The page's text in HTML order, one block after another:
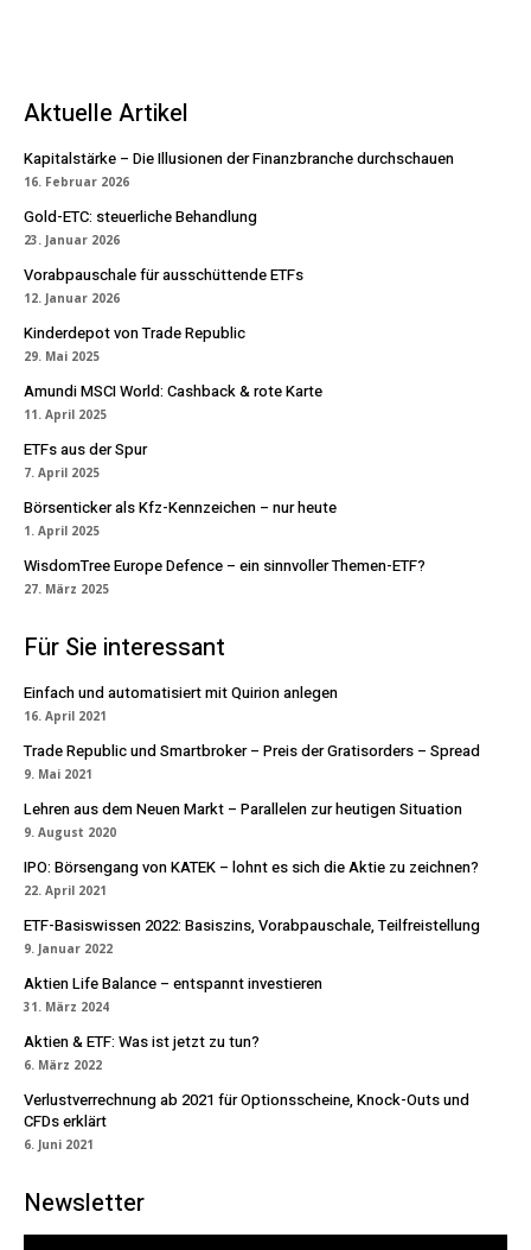
Aktuelle Artikel
Kapitalstärke – Die Illusionen der Finanzbranche durchschauen
16. Februar 2026
Gold-ETC: steuerliche Behandlung
23. Januar 2026
Vorabpauschale für ausschüttende ETFs
12. Januar 2026
Kinderdepot von Trade Republic
29. Mai 2025
Amundi MSCI World: Cashback & rote Karte
11. April 2025
ETFs aus der Spur
7. April 2025
Börsenticker als Kfz-Kennzeichen – nur heute
1. April 2025
WisdomTree Europe Defence – ein sinnvoller Themen-ETF?
27. März 2025
Für Sie interessant
Einfach und automatisiert mit Quirion anlegen
16. April 2021
Trade Republic und Smartbroker – Preis der Gratisorders – Spread
9. Mai 2021
Lehren aus dem Neuen Markt – Parallelen zur heutigen Situation
9. August 2020
IPO: Börsengang von KATEK – lohnt es sich die Aktie zu zeichnen?
22. April 2021
ETF-Basiswissen 2022: Basiszins, Vorabpauschale, Teilfreistellung
9. Januar 2022
Aktien Life Balance – entspannt investieren
31. März 2024
Aktien & ETF: Was ist jetzt zu tun?
6. März 2022
Verlustverrechnung ab 2021 für Optionsscheine, Knock-Outs und
CFDs erklärt
6. Juni 2021
Newsletter